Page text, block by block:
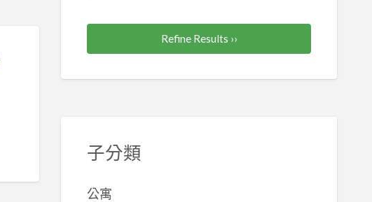
Refine Results ››
子分類
公寓